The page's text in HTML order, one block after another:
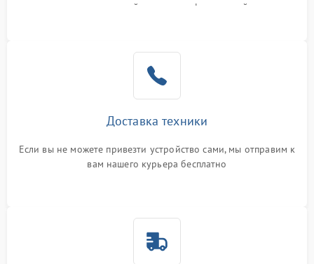
или оставить свой номер телефона на сайте
Доставка техники
Если вы не можете привезти устройство сами, мы отправим к
вам нашего курьера бесплатно